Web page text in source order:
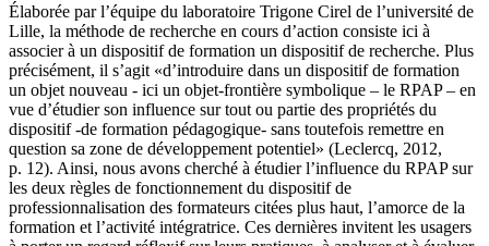
Élaborée par l’équipe du laboratoire Trigone Cirel de l’université de
Lille, la méthode de recherche en cours d’action consiste ici à
associer à un dispositif de formation un dispositif de recherche. Plus
précisément, il s’agit «d’introduire dans un dispositif de formation
un objet nouveau - ici un objet-frontière symbolique – le RPAP – en
vue d’étudier son influence sur tout ou partie des propriétés du
dispositif -de formation pédagogique- sans toutefois remettre en
question sa zone de développement potentiel» (Leclercq, 2012,
p. 12). Ainsi, nous avons cherché à étudier l’influence du RPAP sur
les deux règles de fonctionnement du dispositif de
professionnalisation des formateurs citées plus haut, l’amorce de la
formation et l’activité intégratrice. Ces dernières invitent les usagers